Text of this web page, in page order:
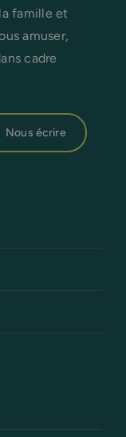
Nous écrire
famille et
amuser,
cadre